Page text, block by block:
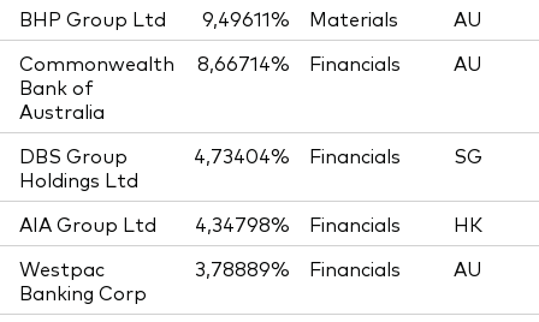
BHP Group Ltd
9,49611% Materials
AU
Commonwealth
Bank of
Australia
8,66714% Financials AU
DBS Group
Holdings Ltd
4,73404% Financials SG
AIA Group Ltd 4,34798% Financials
HK
Westpac
Banking Corp
3,78889% Financials AU